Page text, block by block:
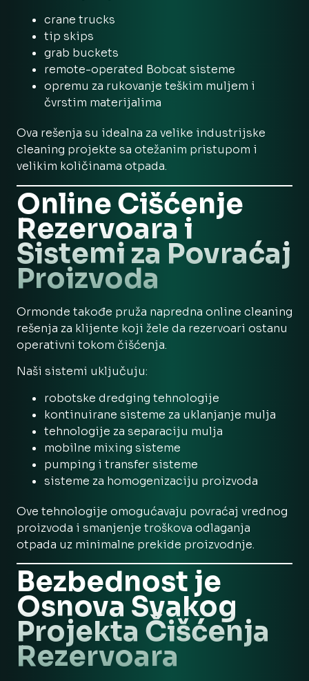
crane trucks
tip skips
grab buckets
remote-operated Bobcat sisteme
opremu za rukovanje teškim muljem i
čvrstim materijalima
Ova rešenja su idealna za velike industrijske
cleaning projekte sa otežanim pristupom i
velikim količinama otpada.
Online Čišćenje
Rezervoara i
Sistemi za Povraćaj
Proizvoda
Ormonde takođe pruža napredna online cleaning
rešenja za klijente koji žele da rezervoari ostanu
operativni tokom čišćenja.
Naši sistemi uključuju:
robotske dredging tehnologije
kontinuirane sisteme za uklanjanje mulja
tehnologije za separaciju mulja
mobilne mixing sisteme
pumping i transfer sisteme
sisteme za homogenizaciju proizvoda
Ove tehnologije omogućavaju povraćaj vrednog
proizvoda i smanjenje troškova odlaganja
otpada uz minimalne prekide proizvodnje.
Bezbednost je
Osnova Svakog
Projekta Čišćenja
Rezervoara